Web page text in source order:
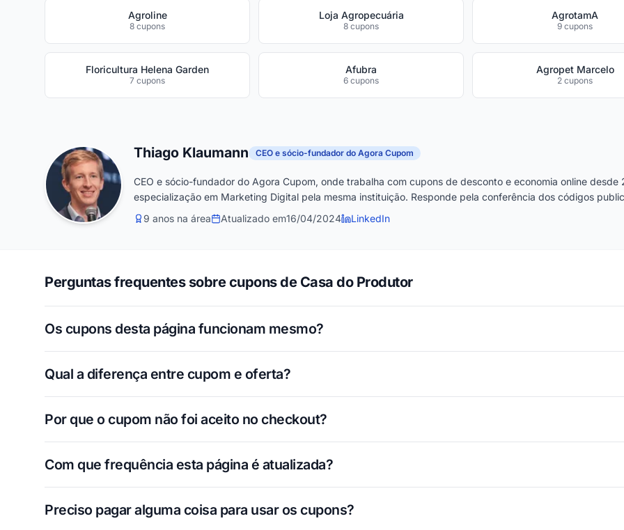
Agroline
8 cupons
Loja Agropecuária
8 cupons
AgrotamA
9 cupons
Floricultura Helena Garden
7 cupons
Afubra
6 cupons
Agropet Marcelo
2 cupons
Thiago Klaumann CEO e sócio-fundador do Agora Cupom
CEO e sócio-fundador do Agora Cupom, onde trabalha com cupons de desconto e economia online desde
especialização em Marketing Digital pela mesma instituição. Responde pela conferência dos códigos
9 anos na área
Atualizado em16/04/2024 LinkedIn
Perguntas frequentes sobre cupons de Casa do Produtor
Os cupons desta página funcionam mesmo?
Qual a diferença entre cupom e oferta?
Por que o cupom não foi aceito no checkout?
Com que frequência esta página é atualizada?
Preciso pagar alguma coisa para usar os cupons?